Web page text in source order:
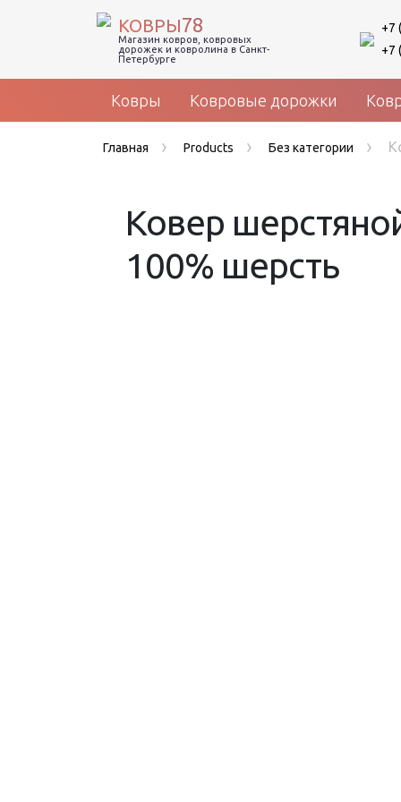
КОВРЫ78
Магазин ковров, ковровых
дорожек и ковролина в Санкт-
Петербурге
+7
+7
Ковры Ковровые дорожки
Главная › Products › Без категории ›
Ковер
100% шерсть